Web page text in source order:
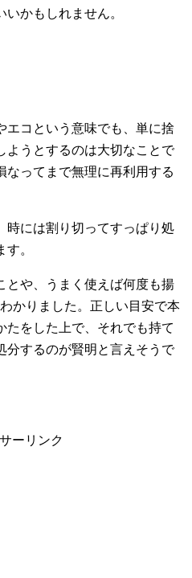
かもしれません。
エコという意味でも、単に捨
ようとするのは大切なことで
なってまで無理に再利用する
時には割り切ってすっぱり処
。
とや、うまく使えば何度も揚
かりました。正しい目安で本
たをした上で、それでも持て
分するのが賢明と言えそうで
ーリンク